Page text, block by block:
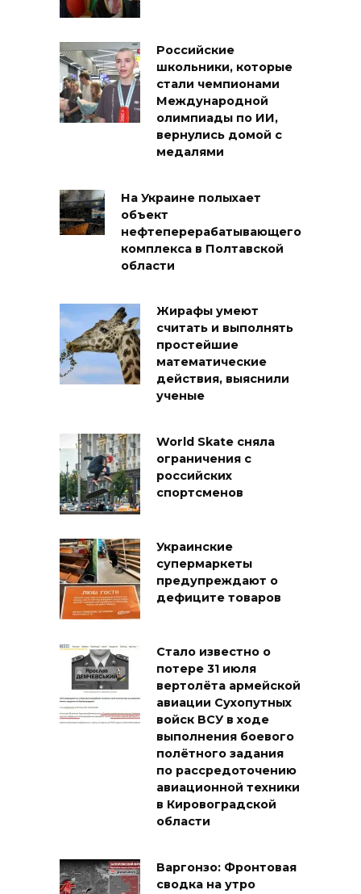
Российские
школьники, которые
стали чемпионами
Международной
олимпиады по ИИ,
вернулись домой с
медалями
На Украине полыхает
объект
нефтеперерабатывающего
комплекса в Полтавской
области
Жирафы умеют
считать и выполнять
простейшие
математические
действия, выяснили
ученые
World Skate сняла
ограничения с
российских
спортсменов
Украинские
супермаркеты
предупреждают о
дефиците товаров
Стало известно о
потере 31 июля
вертолёта армейской
авиации Сухопутных
войск ВСУ в ходе
выполнения боевого
полётного задания
по рассредоточению
авиационной техники
в Кировоградской
области
Варгонзо: Фронтовая
сводка на утро